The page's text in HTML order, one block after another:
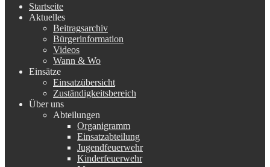
Startseite
Aktuelles
Beitragsarchiv
Bürgerinformation
Videos
Wann & Wo
Einsätze
Einsatzübersicht
Zuständigkeitsbereich
Über uns
Abteilungen
Organigramm
Einsatzabteilung
Jugendfeuerwehr
Kinderfeuerwehr